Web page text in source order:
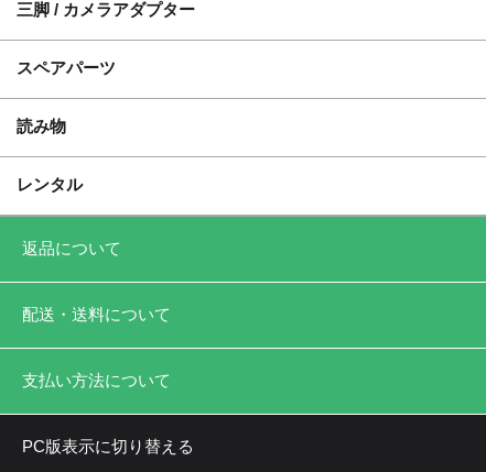
三脚 / カメラアダプター
スペアパーツ
読み物
レンタル
返品について
配送・送料について
支払い方法について
PC版表示に切り替える